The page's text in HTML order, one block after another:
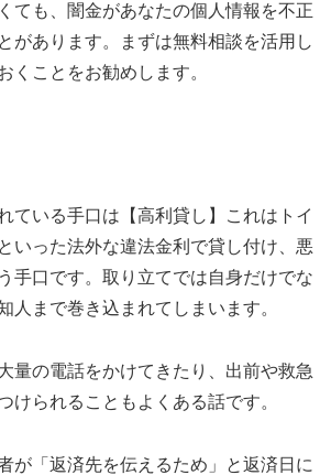
ても、闇金があなたの個人情報を不正
があります。まずは無料相談を活用し
くことをお勧めします。
ている手口は【高利貸し】これはトイ
いった法外な違法金利で貸し付け、悪
手口です。取り立てでは自身だけでな
人まで巻き込まれてしまいます。
量の電話をかけてきたり、出前や救急
けられることもよくある話です。
が「返済先を伝えるため」と返済日に